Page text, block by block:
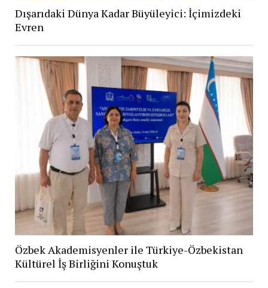
Dışarıdaki Dünya Kadar Büyüleyici: İçimizdeki
Evren
Özbek Akademisyenler ile Türkiye-Özbekistan
Kültürel İş Birliğini Konuştuk